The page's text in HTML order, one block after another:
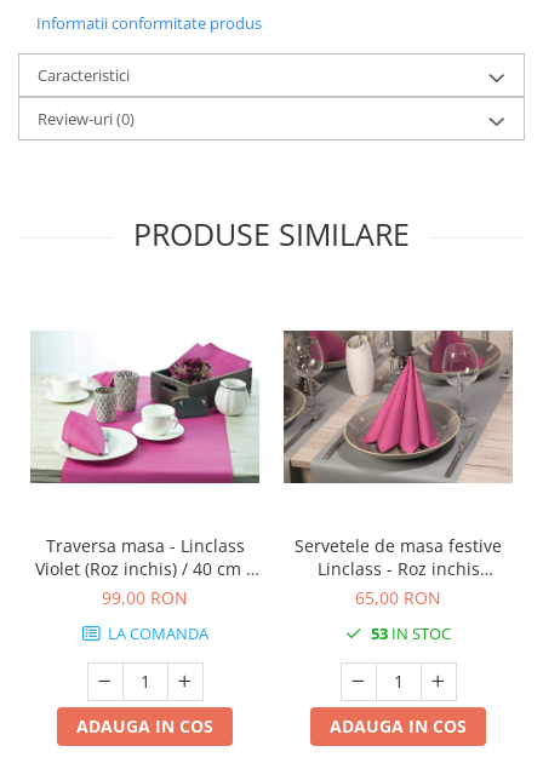
Informatii conformitate produs
Caracteristici
Review-uri(0)
PRODUSE SIMILARE
Traversa masa - Linclass
Violet (Roz inchis) / 40 cm x
24 m / 1 rola
99,00 RON
LA COMANDA
ADAUGA IN COS
Servetele de masa festive
Linclass - Roz inchis
(Fuchsia) / 40 x 40 cm / 50
65,00 RON
53 IN STOC
ADAUGA IN COS